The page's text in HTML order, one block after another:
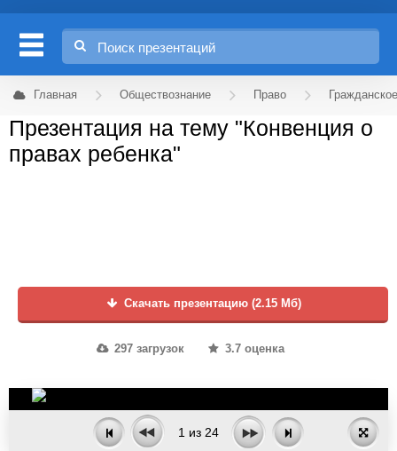
Главная Обществознание Право
Презентация на тему "Конвенция о
правах ребенка"
Скачать презентацию (2.15 Мб)
297 загрузок 3.7 оценка
1 из 24